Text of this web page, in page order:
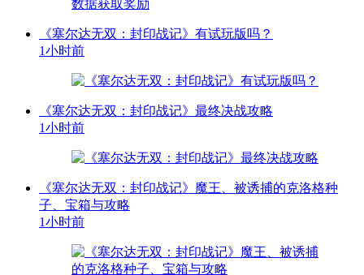
《塞尔达无双：封印战记》有试玩版吗？
1小时前
《塞尔达无双：封印战记》最终决战攻略
1小时前
《塞尔达无双：封印战记》魔王、被诱捕的克洛格种
子、宝箱与攻略
1小时前